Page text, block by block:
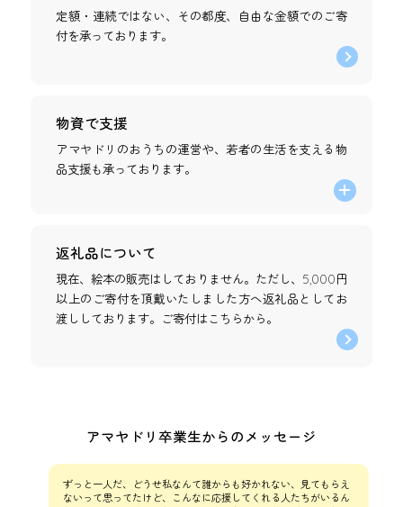
定額・連続ではない、その都度、自由な金額でのご寄
付を承っております。
物資で支援
アマヤドリのおうちの運営や、若者の生活を支える物
品支援も承っております。
欲しいものリストはこちら
欲しいものリストにてご支援後、お手数ですが「
ぬいぐるみについて、新品のものでもアレルギー疾
患・喘息などを持つ方が増えている為お断りしていま
す。
中古品につきましては、お問い合わせください。
返礼品について
現在、絵本の販売はしておりません。ただし、5,000円
以上のご寄付を頂戴いたしました方へ返礼品としてお
渡ししております。ご寄付は こちらから。
アマヤドリ卒業生からのメッセージ
ずっと一人だ、どうせ私なんて誰からも好かれない、見てもらえ
ないって思ってたけど、こんなに応援してくれる人たちがいるん